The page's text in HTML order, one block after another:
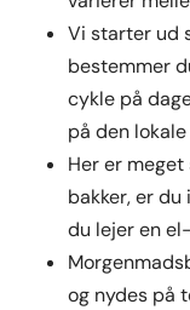
Vi starter ud
bestemmer
cykle på
på den
Her er
bakker, er
du lejer en
og nydes på